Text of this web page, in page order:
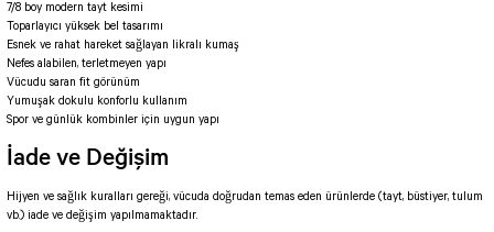
MODELLİ TAYTLAR
Fermuarlı Taytlar
İp Detaylı Spor Taytlar
Kısa Taytlar
Arkası Büzgülü Şort
Performans Kısa Tayt
Çapraz İp Detaylı Tulum
Çift Çapraz Tulum
Tek Çapraz Tulum
Tulum Kategorisi 3
3 Kollu SCRUNCH BUTT Tulum
4 Kollu SCRUNCH BUT Tulum İSPANYOL
Tshirt
BOLERA
Tshirt
V YAKA TSHIRT
7/8 boy modern tayt kesimi
Toparlayıcı yüksek bel tasarımı
Esnek ve rahat hareket sağlayan likralı kumaş
Nefes alabilen, terletmeyen yapı
Vücudu saran fit görünüm
Yumuşak dokulu konforlu kullanım
Spor ve günlük kombinler için uygun yapı
İade ve Değişim
Hijyen ve sağlık kuralları gereği, vücuda doğrudan temas eden ürünlerde (tayt, büstiyer, tulum
vb.) iade ve değişim yapılmamaktadır.